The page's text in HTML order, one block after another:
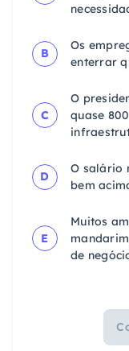
B
Os
enterrar
C
O
quase
D
O salário
bem
E
Muitos
de